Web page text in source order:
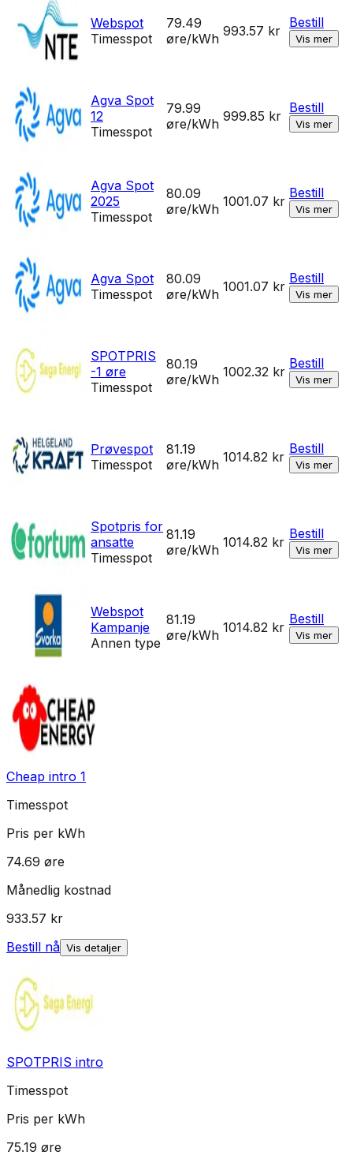
Webspot
Timesspot
79.49
øre/kWh 993.57 kr
Bestill
Vis mer
Agva Spot
12
Timesspot
79.99
øre/kWh 999.85 kr
Bestill
Vis mer
Agva Spot
2025
Timesspot
80.09
øre/kWh 1001.07 kr
Bestill
Vis mer
Agva Spot
Timesspot
80.09
øre/kWh 1001.07 kr
Bestill
Vis mer
SPOTPRIS
-1 øre
Timesspot
80.19
øre/kWh 1002.32 kr
Bestill
Vis mer
Prøvespot
Timesspot
81.19
øre/kWh 1014.82 kr
Bestill
Vis mer
Spotpris for
ansatte
Timesspot
81.19
øre/kWh 1014.82 kr
Bestill
Vis mer
Webspot
Kampanje
Annen type
81.19
øre/kWh 1014.82 kr
Bestill
Vis mer
Cheap intro 1
Timesspot
Pris per kWh
74.69 øre
Månedlig kostnad
933.57 kr
Bestill nå Vis detaljer
SPOTPRIS intro
Timesspot
Pris per kWh
75.19 øre